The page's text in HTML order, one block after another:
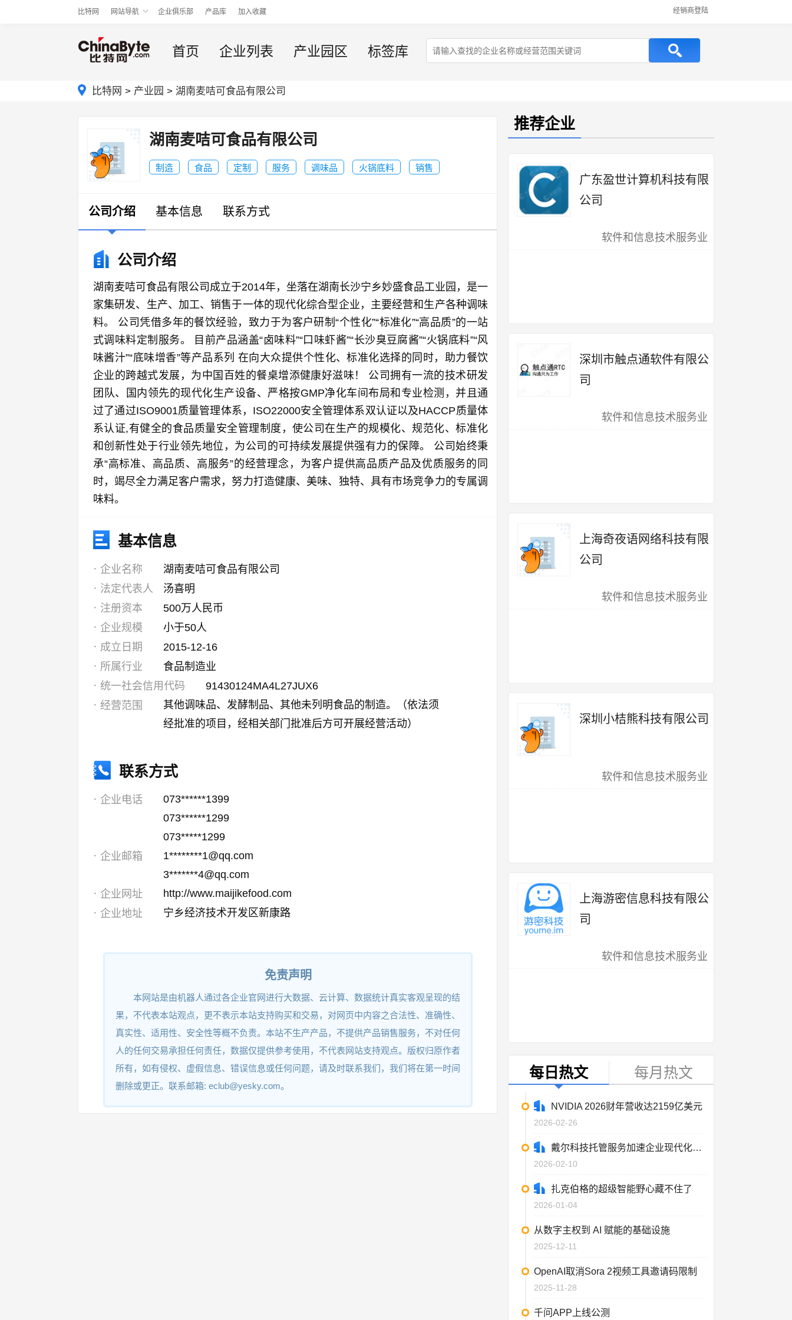
比特网 网站导航 企业俱乐部 产品库 加入收藏 经销商登陆
首页 企业列表 产业园区 标签库
比特网 > 产业园 > 湖南麦咭可食品有限公司
湖南麦咭可食品有限公司
制造 食品 定制 服务 调味品 火锅底料 销售
公司介绍 基本信息 联系方式
公司介绍
湖南麦咭可食品有限公司成立于2014年，坐落在湖南长沙宁乡妙盛食品工业园，是一
家集研发、生产、加工、销售于一体的现代化综合型企业，主要经营和生产各种调味
料。 公司凭借多年的餐饮经验，致力于为客户研制“个性化”“标准化”“高品质”的一站
式调味料定制服务。 目前产品涵盖“卤味料”“口味虾酱”“长沙臭豆腐酱”“火锅底料”“风
味酱汁”“底味增香”等产品系列 在向大众提供个性化、标准化选择的同时，助力餐饮
企业的跨越式发展，为中国百姓的餐桌增添健康好滋味！ 公司拥有一流的技术研发
团队、国内领先的现代化生产设备、严格按GMP净化车间布局和专业检测，并且通
过了通过ISO9001质量管理体系，ISO22000安全管理体系双认证以及HACCP质量体
系认证,有健全的食品质量安全管理制度，使公司在生产的规模化、规范化、标准化
和创新性处于行业领先地位，为公司的可持续发展提供强有力的保障。 公司始终秉
承“高标准、高品质、高服务”的经营理念，为客户提供高品质产品及优质服务的同
时，竭尽全力满足客户需求，努力打造健康、美味、独特、具有市场竞争力的专属调
味料。
基本信息
企业名称
湖南麦咭可食品有限公司
法定代表人
汤喜明
注册资本
500万人民币
企业规模
小于50人
成立日期
2015-12-16
所属行业
食品制造业
统一社会信用代码
91430124MA4L27JUX6
经营范围
其他调味品、发酵制品、其他未列明食品的制造。（依法须
经批准的项目，经相关部门批准后方可开展经营活动）
联系方式
企业电话
073******1399
073******1299
073*****1299
企业邮箱
1********1@qq.com
3*******4@qq.com
企业网址
http://www.maijikefood.com
企业地址
宁乡经济技术开发区新康路
免责声明
本网站是由机器人通过各企业官网进行大数据、云计算、数据统计真实客观呈现的结
果，不代表本站观点，更不表示本站支持购买和交易，对网页中内容之合法性、准确性、
真实性、适用性、安全性等概不负责。本站不生产产品，不提供产品销售服务，不对任何
人的任何交易承担任何责任，数据仅提供参考使用，不代表网站支持观点。版权归原作者
所有，如有侵权、虚假信息、错误信息或任何问题，请及时联系我们，我们将在第一时间
删除或更正。联系邮箱: eclub@yesky.com。
推荐企业
广东盈世计算机科技有限
公司
软件和信息技术服务业
深圳市触点通软件有限公
司
软件和信息技术服务业
上海奇夜语网络科技有限
公司
软件和信息技术服务业
深圳小桔熊科技有限公司
软件和信息技术服务业
上海游密信息科技有限公
司
软件和信息技术服务业
每日热文 每月热文
NVIDIA 2026财年营收达2159亿美元
2026-02-26
戴尔科技托管服务加速企业现代化进程
2026-02-10
扎克伯格的超级智能野心藏不住了
2026-01-04
从数字主权到 AI 赋能的基础设施
2025-12-11
OpenAI取消Sora 2视频工具邀请码限制
2025-11-28
千问APP上线公测